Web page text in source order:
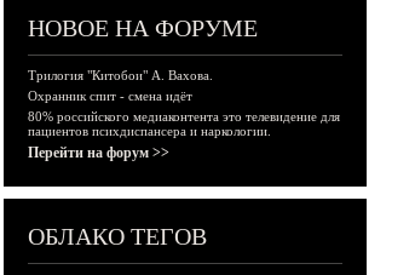
НОВОЕ НА ФОРУМЕ
Трилогия "Китобои" А. Вахова.
Охранник спит - смена идёт
80% российского медиаконтента это телевидение для
пациентов психдиспансера и наркологии.
Перейти на форум >>
ОБЛАКО ТЕГОВ